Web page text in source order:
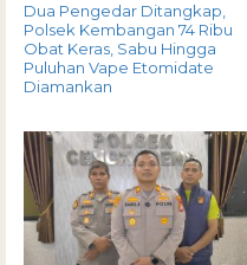
Dua Pengedar Ditangkap,
Polsek Kembangan 74 Ribu
Obat Keras, Sabu Hingga
Puluhan Vape Etomidate
Diamankan